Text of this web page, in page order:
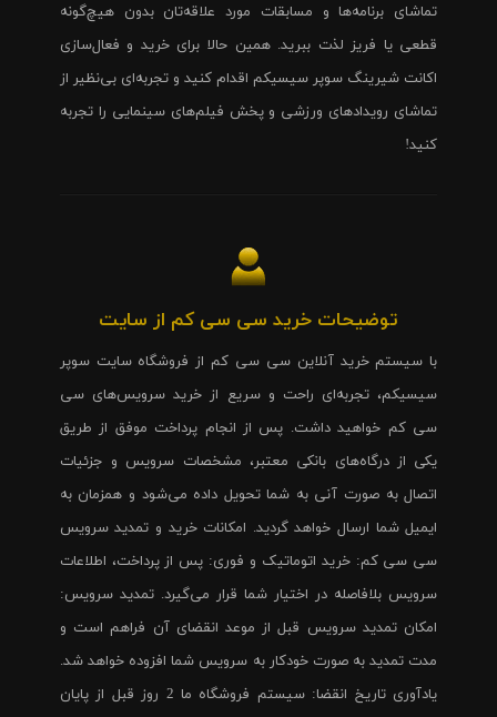
تماشای برنامه‌ها و مسابقات مورد علاقه‌تان بدون هیچ‌گونه
قطعی یا فریز لذت ببرید. همین حالا برای خرید و فعال‌سازی
اکانت شیرینگ سوپر سیسیکم اقدام کنید و تجربه‌ای بی‌نظیر از
تماشای رویدادهای ورزشی و پخش فیلم‌های سینمایی را تجربه
کنید!
توضیحات خرید سی سی کم از سایت
با سیستم خرید آنلاین سی سی کم از فروشگاه سایت سوپر
سیسیکم، تجربه‌ای راحت و سریع از خرید سرویس‌های سی
سی کم خواهید داشت. پس از انجام پرداخت موفق از طریق
یکی از درگاه‌های بانکی معتبر، مشخصات سرویس و جزئیات
اتصال به صورت آنی به شما تحویل داده می‌شود و همزمان به
ایمیل شما ارسال خواهد گردید. امکانات خرید و تمدید سرویس
سی سی کم: خرید اتوماتیک و فوری: پس از پرداخت، اطلاعات
سرویس بلافاصله در اختیار شما قرار می‌گیرد. تمدید سرویس:
امکان تمدید سرویس قبل از موعد انقضای آن فراهم است و
مدت تمدید به صورت خودکار به سرویس شما افزوده خواهد شد.
یادآوری تاریخ انقضا: سیستم فروشگاه ما 2 روز قبل از پایان